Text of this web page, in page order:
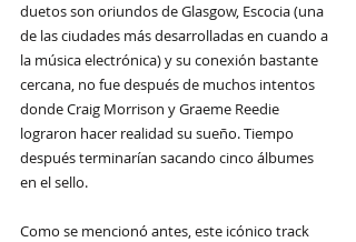
duetos son oriundos de Glasgow, Escocia (una
de las ciudades más desarrolladas en cuando a
la música electrónica) y su conexión bastante
cercana, no fue después de muchos intentos
donde Craig Morrison y Graeme Reedie
lograron hacer realidad su sueño. Tiempo
después terminarían sacando cinco álbumes
en el sello.
Como se mencionó antes, este icónico track